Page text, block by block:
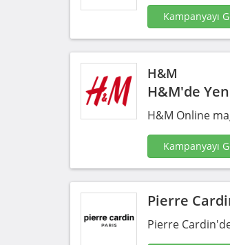
Kampanyayı
H&M
H&M'de
H&M Online
Kampanyayı
Pierre
Pierre